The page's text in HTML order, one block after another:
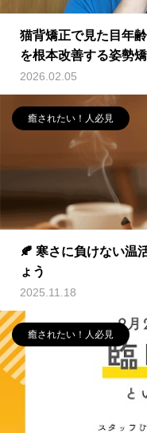
猫背矯正で見た目年
を根本改善する姿勢
2026.02.05
癒されたい！人必見
🍂 寒さに負けない温
ょう
2025.11.18
癒されたい！人必見